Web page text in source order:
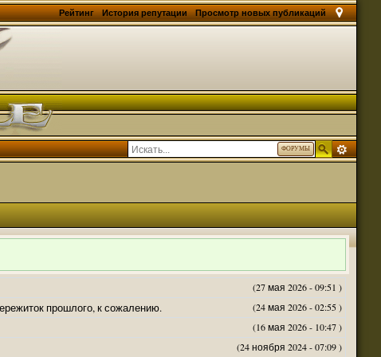
Просмотр новых публикаций
История репутации
Рейтинг
ФОРУМЫ
(27 мая 2026 - 09:51 )
(24 мая 2026 - 02:55 )
прошлого, к сожалению.
(16 мая 2026 - 10:47 )
(24 ноября 2024 - 07:09 )